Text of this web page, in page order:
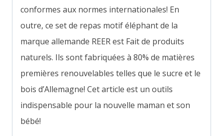
conformes aux normes internationales! En
outre, ce set de repas motif éléphant de la
marque allemande REER est Fait de produits
naturels. Ils sont fabriquées à 80% de matières
premières renouvelables telles que le sucre et le
bois d’Allemagne! Cet article est un outils
indispensable pour la nouvelle maman et son
bébé!